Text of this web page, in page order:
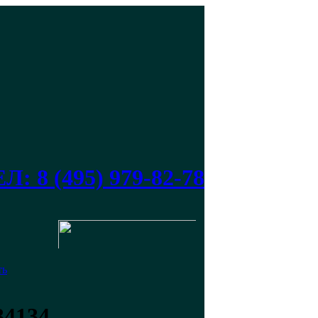
8 (495) 979-82-78